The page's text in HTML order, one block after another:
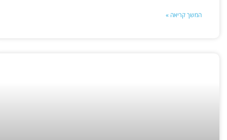
המשך קריאה »